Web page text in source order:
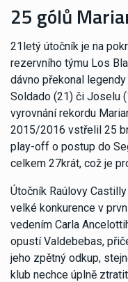
25 gólů
21letý útočník je na
rezervního týmu Los
dávno překonal
Soldado (21) či Joselu
vyrovnání rekordu
2015/2016 vstřelil 25
play-off o postup do
celkem 27krát, což je
Útočník Raúlovy
velké konkurence v
vedením Carla
opustí Valdebebas,
jeho zpětný odkup,
klub nechce úplně